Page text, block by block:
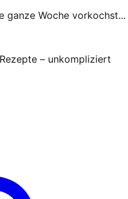
ganze Woche vorkochst...
– unkompliziert